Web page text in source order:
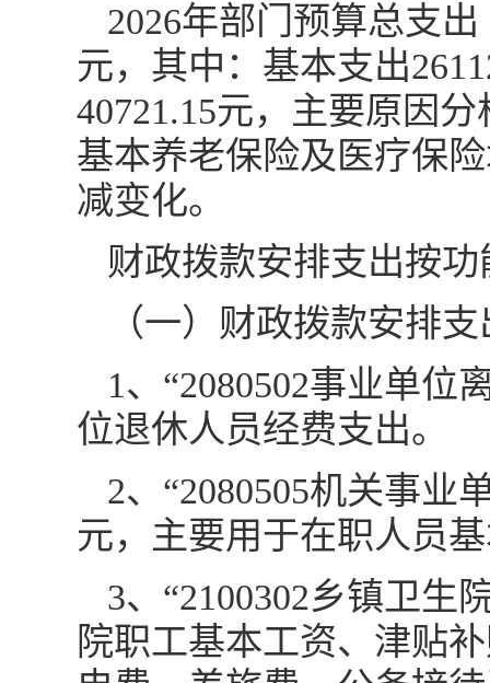
2026年部门预算总支出
元，其中：基本支出
40721.15元，主要原因
基本养老保险及医疗保
减变化。
财政拨款安排支出按
（一）财政拨款安排
1、“2080502事业单位
位退休人员经费支出。
2、“2080505机关事业
元，主要用于在职人员
3、“2100302乡镇卫生
院职工基本工资、津贴